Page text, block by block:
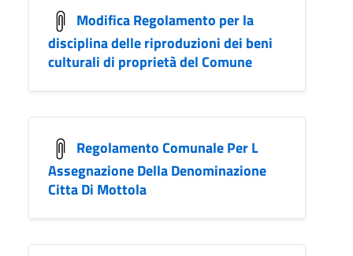
Modifica Regolamento per la
disciplina delle riproduzioni dei beni
culturali di proprietà del Comune
Regolamento Comunale Per L
Assegnazione Della Denominazione
Citta Di Mottola